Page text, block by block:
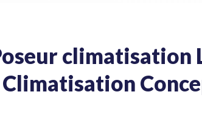
climatisation
Climatisation